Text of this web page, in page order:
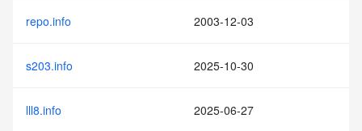
repo.info 2003-12-03
s203.info 2025-10-30
lll8.info 2025-06-27